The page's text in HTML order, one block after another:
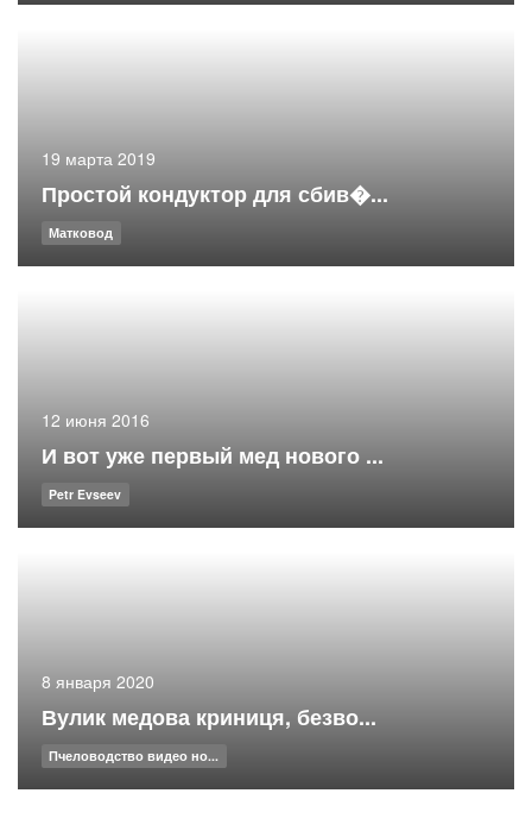
19 марта 2019
Простой кондуктор для сбив�...
Матковод
12 июня 2016
И вот уже первый мед нового ...
Petr Evseev
8 января 2020
Вулик медова криниця, безво...
Пчеловодство видео но...